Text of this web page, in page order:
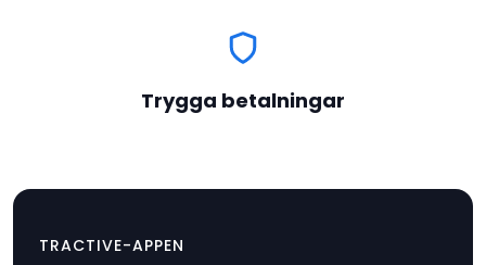
Trygga betalningar
TRACTIVE-APPEN